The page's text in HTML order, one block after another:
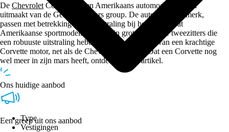
Type
Vestigingen
De Chevrolet Corvette is een Amerikaans automodel dat deel
uitmaakt van de General Motors group. De auto’s van dit merk,
passen met betrekking tot de uitstraling bij het imago wat
Amerikaanse sportmodellen. Het zijn grote sportieve tweezitters die
een robuuste uitstraling hebben en zijn voorzien van een krachtige
Corvette motor, net als de Chevrolet Camaro. Dat een Corvette nog
wel meer in zijn mars heeft, ontdek je in dit artikel.
Ons huidige aanbod
Een greep uit ons aanbod